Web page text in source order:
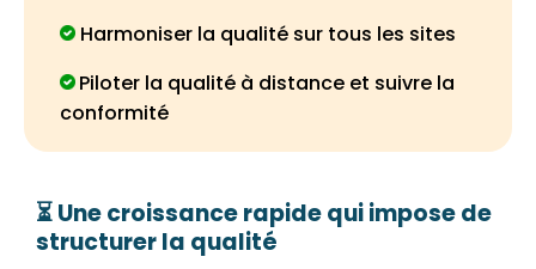
Harmoniser la qualité sur tous les sites
Piloter la qualité à distance et suivre la
conformité
⏳ Une croissance rapide qui impose de
structurer la qualité